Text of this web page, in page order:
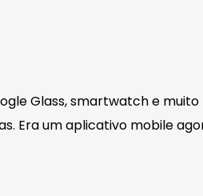
Glass, smartwatch e muito
Era um aplicativo mobile